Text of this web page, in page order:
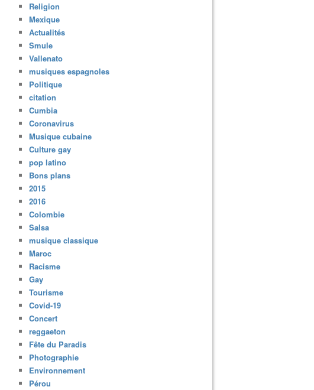
Religion
Mexique
Actualités
Smule
Vallenato
musiques espagnoles
Politique
citation
Cumbia
Coronavirus
Musique cubaine
Culture gay
pop latino
Bons plans
2015
2016
Colombie
Salsa
musique classique
Maroc
Racisme
Gay
Tourisme
Covid-19
Concert
reggaeton
Fête du Paradis
Photographie
Environnement
Pérou